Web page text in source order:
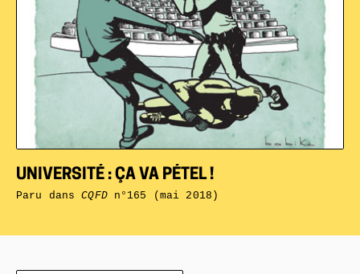
UNIVERSITÉ : ÇA VA PÉTEL !
Paru dansCQFDn°165 (mai 2018)